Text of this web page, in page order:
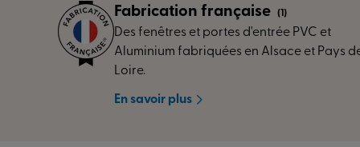
Fabrication française (1)
Des fenêtres et portes d'entrée PVC et
Aluminium fabriquées en Alsace et Pays
Loire.
En savoir plus